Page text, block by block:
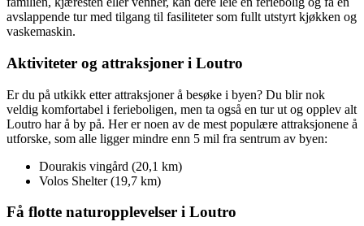
avslappende tur med tilgang til fasiliteter som fullt utstyrt kjøkken og
vaskemaskin.
Aktiviteter og attraksjoner i Loutro
Er du på utkikk etter attraksjoner å besøke i byen? Du blir nok
veldig komfortabel i ferieboligen, men ta også en tur ut og opplev alt
Loutro har å by på. Her er noen av de mest populære attraksjonene å
utforske, som alle ligger mindre enn 5 mil fra sentrum av byen:
Dourakis vingård (20,1 km)
Volos Shelter (19,7 km)
Få flotte naturopplevelser i Loutro